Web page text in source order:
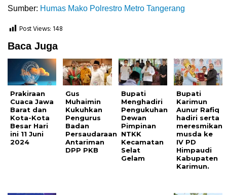
Sumber: Humas Mako Polrestro Metro Tangerang
Post Views: 148
Baca Juga
Prakiraan
Cuaca Jawa
Barat dan
Kota-Kota
Besar Hari
ini 11 Juni
2024
Gus
Muhaimin
Kukuhkan
Pengurus
Badan
Persaudaraan
Antariman
DPP PKB
Bupati
Menghadiri
Pengukuhan
Dewan
Pimpinan
NTKK
Kecamatan
Selat
Gelam
Bupati
Karimun
Aunur Rafiq
hadiri serta
meresmikan
musda ke
IV PD
Himpaudi
Kabupaten
Karimun.